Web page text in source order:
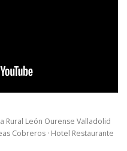
Rural León Ourense Valladolid
Cobreros · Hotel Restaurante